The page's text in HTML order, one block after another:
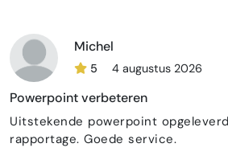
Michel
5 4 augustus 2026
Powerpoint verbeteren
Uitstekende powerpoint
rapportage. Goede service.